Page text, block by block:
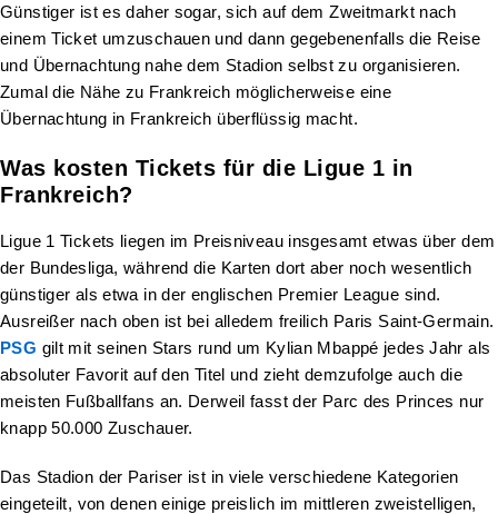
Günstiger ist es daher sogar, sich auf dem Zweitmarkt nach
einem Ticket umzuschauen und dann gegebenenfalls die Reise
und Übernachtung nahe dem Stadion selbst zu organisieren.
Zumal die Nähe zu Frankreich möglicherweise eine
Übernachtung in Frankreich überflüssig macht.
Was kosten Tickets für die Ligue 1 in
Frankreich?
Ligue 1 Tickets liegen im Preisniveau insgesamt etwas über dem
der Bundesliga, während die Karten dort aber noch wesentlich
günstiger als etwa in der englischen Premier League sind.
Ausreißer nach oben ist bei alledem freilich Paris Saint-Germain.
PSG gilt mit seinen Stars rund um Kylian Mbappé jedes Jahr als
absoluter Favorit auf den Titel und zieht demzufolge auch die
meisten Fußballfans an. Derweil fasst der Parc des Princes nur
knapp 50.000 Zuschauer.
Das Stadion der Pariser ist in viele verschiedene Kategorien
eingeteilt, von denen einige preislich im mittleren zweistelligen,